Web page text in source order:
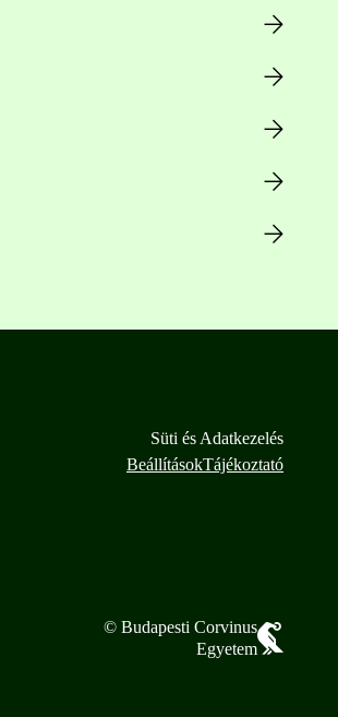
Süti és Adatkezelés
BeállításokTájékoztató
© Budapesti Corvinus
Egyetem